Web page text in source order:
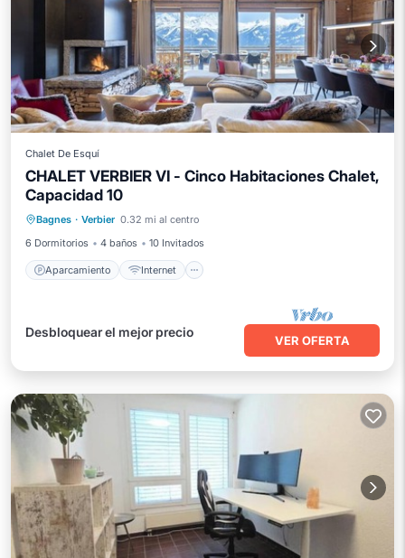
Chalet De Esquí
CHALET VERBIER VI - Cinco Habitaciones Chalet,
Capacidad 10
Bagnes · Verbier 0.32 mi al centro
6 Dormitorios
4 baños 10 Invitados
Aparcamiento Internet
Aparcamiento
Internet
Apto para niños
Instalaciones de bienestar
Desbloquear el mejor precio
VER OFERTA